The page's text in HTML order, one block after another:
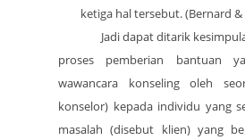
ketiga hal tersebut. (Bernard &
Jadi dapat ditarik
proses pemberian bantuan
wawancara konseling oleh
konselor) kepada individu yang
masalah (disebut klien) yang